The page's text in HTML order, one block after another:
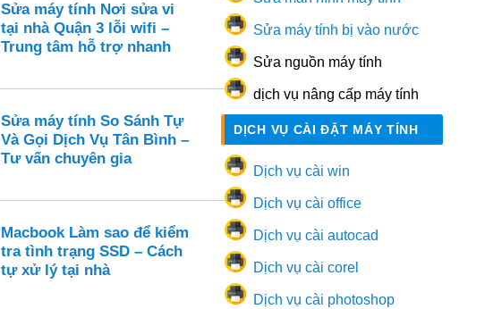
Sửa máy tính Nơi sửa vi
tại nhà Quận 3 lỗi wifi –
Trung tâm hỗ trợ nhanh
Sửa máy tính So Sánh Tự
Và Gọi Dịch Vụ Tân Bình –
Tư vấn chuyên gia
Macbook Làm sao để kiểm
tra tình trạng SSD – Cách
tự xử lý tại nhà
Sửa máy tính bị vào nước
Sửa nguồn máy tính
dịch vụ nâng cấp máy tính
DỊCH VỤ CÀI ĐẶT MÁY TÍNH
Dịch vụ cài win
Dịch vụ cài office
Dịch vụ cài autocad
Dịch vụ cài corel
Dịch vụ cài photoshop